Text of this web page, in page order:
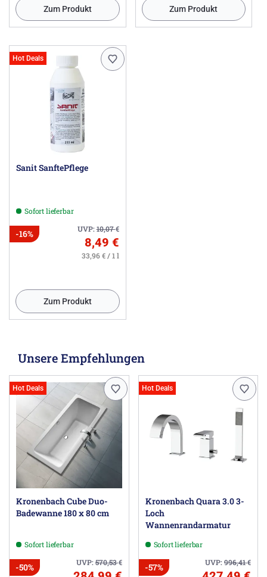
Zum Produkt Zum Produkt
Hot Deals
Sanit SanftePflege
Sofort lieferbar
UVP:10,07€
-16%
8,49 €
33,96 € / 1 l
Zum Produkt
Unsere Empfehlungen
Hot Deals
Kronenbach Cube Duo-
Badewanne 180 x 80 cm
Sofort lieferbar
UVP:570,53€
-50%
Hot Deals
Kronenbach Quara 3.0 3-
Loch
Wannenrandarmatur
Sofort lieferbar
UVP:996,41€
-57%